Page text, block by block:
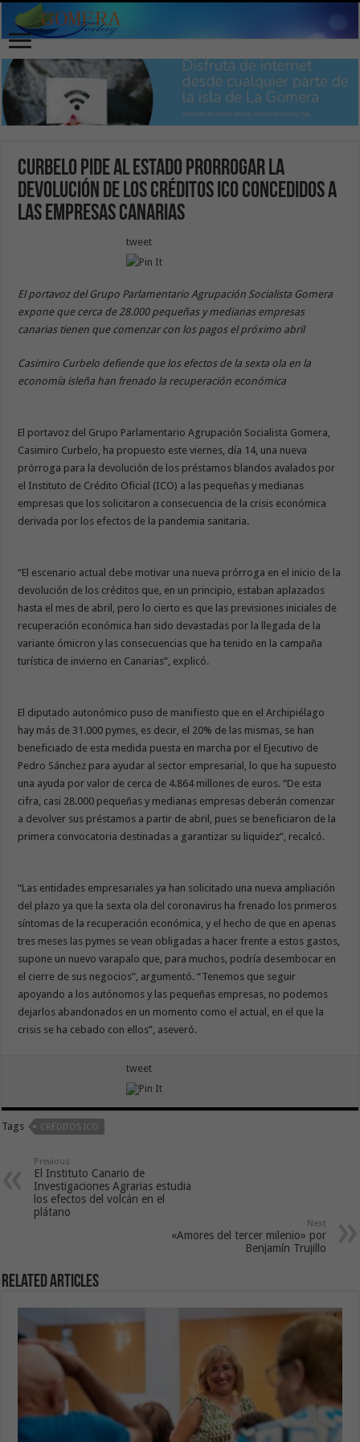
Curbelo pide al Estado prorrogar la
devolución de los créditos ICO concedidos a
las empresas canarias
tweet
El portavoz del Grupo Parlamentario Agrupación Socialista Gomera
expone que cerca de 28.000 pequeñas y medianas empresas
canarias tienen que comenzar con los pagos el próximo abril
Casimiro Curbelo defiende que los efectos de la sexta ola en la
economía isleña han frenado la recuperación económica
El portavoz del Grupo Parlamentario Agrupación Socialista Gomera,
Casimiro Curbelo, ha propuesto este viernes, día 14, una nueva
prórroga para la devolución de los préstamos blandos avalados por
el Instituto de Crédito Oficial (ICO) a las pequeñas y medianas
empresas que los solicitaron a consecuencia de la crisis económica
derivada por los efectos de la pandemia sanitaria.
“El escenario actual debe motivar una nueva prórroga en el inicio de la
devolución de los créditos que, en un principio, estaban aplazados
hasta el mes de abril, pero lo cierto es que las previsiones iniciales de
recuperación económica han sido devastadas por la llegada de la
variante ómicron y las consecuencias que ha tenido en la campaña
turística de invierno en Canarias”, explicó.
El diputado autonómico puso de manifiesto que en el Archipiélago
hay más de 31.000 pymes, es decir, el 20% de las mismas, se han
beneficiado de esta medida puesta en marcha por el Ejecutivo de
Pedro Sánchez para ayudar al sector empresarial, lo que ha supuesto
una ayuda por valor de cerca de 4.864 millones de euros. “De esta
cifra, casi 28.000 pequeñas y medianas empresas deberán comenzar
a devolver sus préstamos a partir de abril, pues se beneficiaron de la
primera convocatoria destinadas a garantizar su liquidez”, recalcó.
“Las entidades empresariales ya han solicitado una nueva ampliación
del plazo ya que la sexta ola del coronavirus ha frenado los primeros
síntomas de la recuperación económica, y el hecho de que en apenas
tres meses las pymes se vean obligadas a hacer frente a estos gastos,
supone un nuevo varapalo que, para muchos, podría desembocar en
el cierre de sus negocios”, argumentó. “Tenemos que seguir
apoyando a los autónomos y las pequeñas empresas, no podemos
dejarlos abandonados en un momento como el actual, en el que la
crisis se ha cebado con ellos”, aseveró.
tweet
Tags CRÉDITOS ICO
Previous
El Instituto Canario de
Investigaciones Agrarias estudia
los efectos del volcán en el
plátano
Next
«Amores del tercer milenio» por
Benjamín Trujillo
Related Articles